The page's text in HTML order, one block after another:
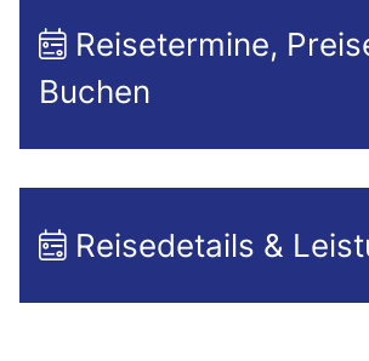
Reisetermine,
Buchen
Reisedetails &